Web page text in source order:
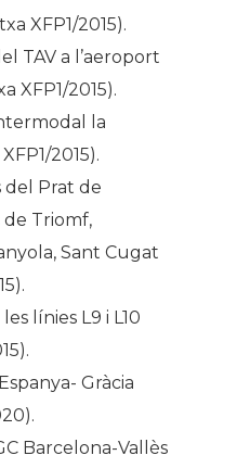
XFP1/2015).
TAV a l’aeroport
XFP1/2015).
la
2015).
del Prat de
Triomf,
Sant Cugat
línies L9 i L10
Gràcia
Barcelona-Vallès